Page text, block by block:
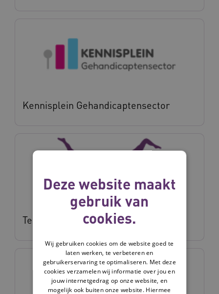
Kennisplein Gehandicaptensector
Teamleren.vilans.nl
Deze website maakt
gebruik van
cookies.
Wij gebruiken cookies om de website goed te
laten werken, te verbeteren en
gebruikerservaring te optimaliseren. Met deze
cookies verzamelen wij informatie over jou en
jouw internetgedrag op onze website, en
mogelijk ook buiten onze website. Hiermee